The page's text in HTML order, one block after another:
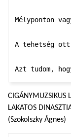
Mélyponton
A tehetség ott
CIGÁNYMUZSIKUS
LAKATOS
(Szokolszky Ágnes)